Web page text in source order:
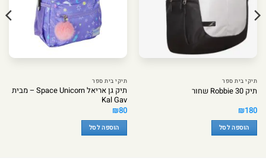
תיקי בית ספר
תיק Robbie 30 שחור
₪180
הוספה לסל
תיקי בית ספר
תיק גן אריאל Space Unicorn – מבית
Kal Gav
₪80
הוספה לסל